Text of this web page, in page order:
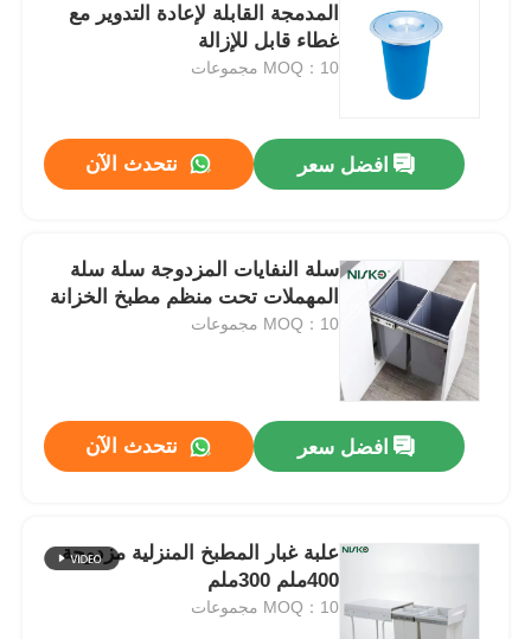
المنتجات
جولة في المعمل
اتصل بنا
أخبار
جميع القضايا
طلب اقتباس
مفصلة باب خزانة
المدمجة القابلة لإعادة التدوير مع
غطاء قابل للإزالة
MOQ：10 مجموعات
افضل سعر نتحدث الآن
سلة النفايات المزدوجة سلة سلة
المهملات تحت منظم مطبخ الخزانة
MOQ：10 مجموعات
افضل سعر نتحدث الآن
علبة غبار المطبخ المنزلية مزدوجة
400ملم 300ملم
MOQ：10 مجموعات